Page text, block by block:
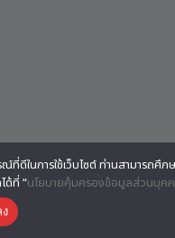
ที่ดีในการใช้เว็บไซต์ ท่านสามารถศึก
ด้ที่ “นโยบายคุ้มครองข้อมูลส่วนบุค